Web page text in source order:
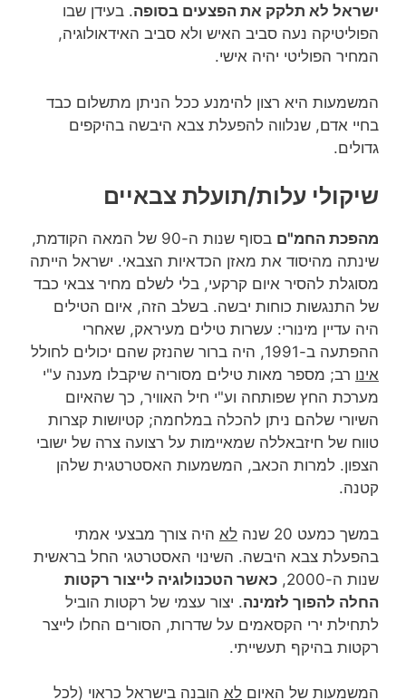
ישראל לא תלקק את הפצעים בסופה. בעידן שבו
הפוליטיקה נעה סביב האיש ולא סביב האידאולוגיה,
המחיר הפוליטי יהיה אישי.
המשמעות היא רצון להימנע ככל הניתן מתשלום כבד
בחיי אדם, שנלווה להפעלת צבא היבשה בהיקפים
גדולים.
שיקולי עלות/תועלת צבאיים
מהפכת החמ"ם
בסוף שנות ה-90 של המאה הקודמת,
שינתה מהיסוד את מאזן הכדאיות הצבאי. ישראל הייתה
מסוגלת להסיר איום קרקעי, בלי לשלם מחיר צבאי כבד
של התנגשות כוחות יבשה. בשלב הזה, איום הטילים
היה עדיין מינורי: עשרות טילים מעיראק, שאחרי
ההפתעה ב-1991, היה ברור שהנזק שהם יכולים לחולל
אינו רב; מספר מאות טילים מסוריה שיקבלו מענה ע"י
מערכת החץ שפותחה וע"י חיל האוויר, כך שהאיום
השיורי שלהם ניתן להכלה במלחמה; קטיושות קצרות
טווח של חיזבאללה שמאיימות על רצועה צרה של ישובי
הצפון. למרות הכאב, המשמעות האסטרטגית שלהן
קטנה.
במשך כמעט 20 שנה לא היה צורך מבצעי אמתי
בהפעלת צבא היבשה. השינוי האסטרטגי החל בראשית
שנות ה-2000,
כאשר הטכנולוגיה לייצור רקטות
החלה להפוך לזמינה. יצור עצמי של רקטות הוביל
לתחילת ירי הקסאמים על שדרות, הסורים החלו לייצר
רקטות בהיקף תעשייתי.
המשמעות של האיום לא הובנה בישראל כראוי (לכל